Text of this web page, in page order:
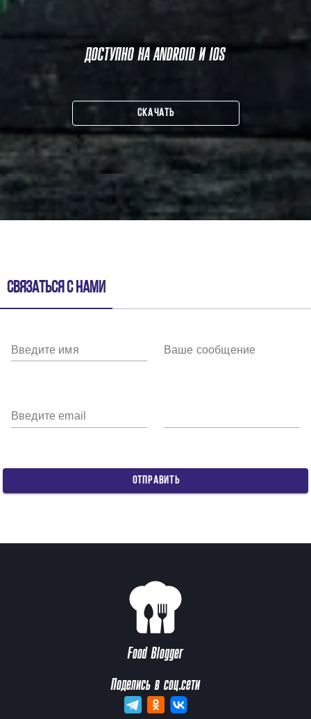
ДОСТУПНО НА ANDROID И IOS
СКАЧАТЬ
Связаться с нами
Введите имя
Введите email
Ваше сообщение
ОТПРАВИТЬ
Food Blogger
Поделись в соц.сети